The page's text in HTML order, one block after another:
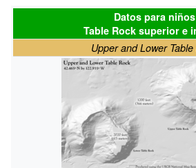
Datos para niños
Table Rock superior e
Upper and Lower Table